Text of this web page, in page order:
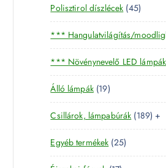
Polisztirol díszlécek 454
5
t
e
r
m
k
*** Hangulatvilágítás/
*** Növénynevelő LED
Álló lámpák 191
9
t
e
r
m
Csillárok, lámpabúrák 1891
8
t
+
Egyéb termékek 252
5